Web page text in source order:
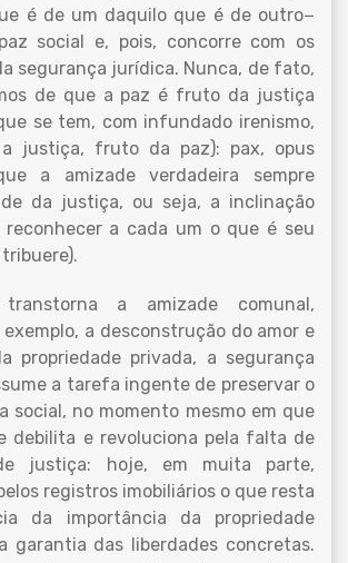
é de um daquilo que é de outro−
social e, pois, concorre com os
segurança jurídica. Nunca, de fato,
de que a paz é fruto da justiça
se tem, com infundado irenismo,
a justiça, fruto da paz): pax, opus
a amizade verdadeira sempre
da justiça, ou seja, a inclinação
a cada um o que é seu
a amizade comunal,
a desconstrução do amor e
propriedade privada, a segurança
a tarefa ingente de preservar o
social, no momento mesmo em que
debilita e revoluciona pela falta de
justiça: hoje, em muita parte,
registros imobiliários o que resta
da importância da propriedade
garantia das liberdades concretas.